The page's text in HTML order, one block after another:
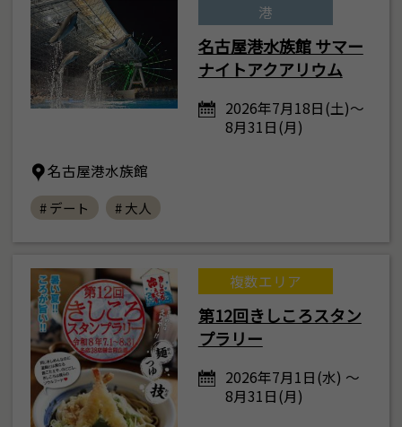
港
名古屋港水族館 サマー
ナイトアクアリウム
2026年7月18日(土)～
8月31日(月)
名古屋港水族館
# デート # 大人
複数エリア
第12回きしころスタン
プラリー
2026年7月1日(水) ～
8月31日(月)